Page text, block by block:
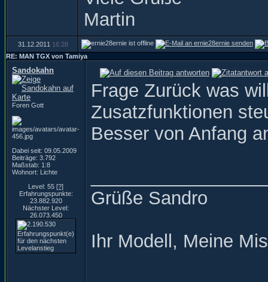
Martin
31.12.2011 16:28
RE: MAN TGX von Tamiya
Sandokahn
Foren Gott
Dabei seit: 09.05.2009
Beiträge: 3.792
Maßstab: 1:8
Wohnort: Lichte
Level: 55 [?]
Erfahrungspunkte:
23.882.920
Nächster Level:
26.073.450
Frage Zurück was
Zusatzfunktionen
Besser von Anfang
Grüße Sandro
Ihr Modell, Meine